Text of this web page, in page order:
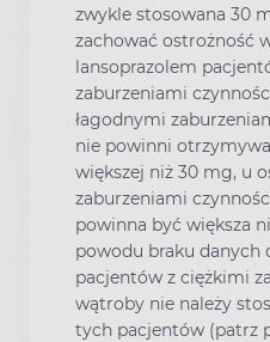
zwykle stosowana 30
zachować ostrożność
lansoprazolem
zaburzeniami
łagodnymi
nie powinni
większej niż 30 mg, u
zaburzeniami
powinna być większa
powodu braku danych
pacjentów z ciężkimi
wątroby nie należy
tych pacjentów (patrz